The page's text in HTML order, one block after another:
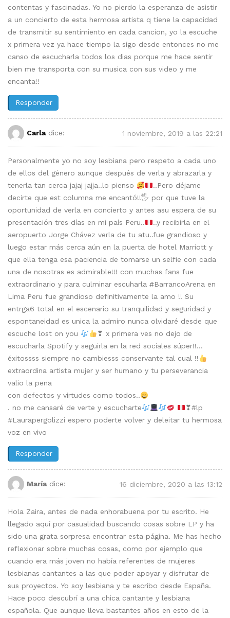
contentas y fascinadas. Yo no pierdo la esperanza de asistir
a un concierto de esta hermosa artista q tiene la capacidad
de transmitir su sentimiento en cada cancion, yo la escuche
x primera vez ya hace tiempo la sigo desde entonces no me
canso de escucharla todos los dias porque me hace sentir
bien me transporta con su musica con sus video y me
encanta!!
Responder
Carla dice: 1 noviembre, 2019 a las 22:21
Personalmente yo no soy lesbiana pero respeto a cada uno
de ellos del género aunque después de verla y abrazarla y
tenerla tan cerca jajaj jajja..lo pienso
..Pero déjame
decirte que est columna me encantó!!🖐 por que tuve la
oportunidad de verla en concierto y antes asu espera de su
presentación tres días en mi país Peru..
..y recibirla en el
aeropuerto Jorge Chávez verla de tu atu..fue grandioso y
luego estar más cerca aún en la puerta de hotel Marriott y
que ella tenga esa paciencia de tomarse un selfie con cada
una de nosotras es admirable!!! con muchas fans fue
extraordinario y para culminar escuharla #BarrancoArena en
Lima Peru fue grandioso definitivamente la amo !! Su
entrga6 total en el escenario su tranquilidad y seguridad y
espontaneidad es unica la admiro nunca olvidaré desde que
escuche lost on you
❣ x primera ves no dejo de
escucharla Spotify y seguirla en la red sociales súper!!…
éxitossss siempre no cambiesss conservante tal cual !!
extraordina artista mujer y ser humano y tu perseverancia
valio la pena
con defectos y virtudes como todos..
. no me cansaré de verte y escucharte
❣#lp
#Laurapergolizzi espero poderte volver y deleitar tu hermosa
voz en vivo
Responder
María dice: 16 diciembre, 2020 a las 13:12
Hola Zaira, antes de nada enhorabuena por tu escrito. He
llegado aquí por casualidad buscando cosas sobre LP y ha
sido una grata sorpresa encontrar esta página. Me has hecho
reflexionar sobre muchas cosas, como por ejemplo que
cuando era más joven no había referentes de mujeres
lesbianas cantantes a las que poder apoyar y disfrutar de
sus proyectos. Yo soy lesbiana y te escribo desde España.
Hace poco descubrí a una chica cantante y lesbiana
española. Que aunque lleva bastantes años en esto de la